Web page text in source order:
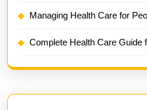
Managing Health Care for
Complete Health Care Guide